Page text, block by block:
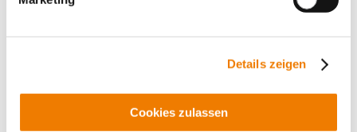
Details zeigen
Cookies zulassen